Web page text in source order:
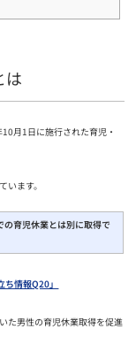
は
月1日に施行された育児・
ます。
の育児休業とは別に取得で
情報Q20」
た男性の育児休業取得を促進